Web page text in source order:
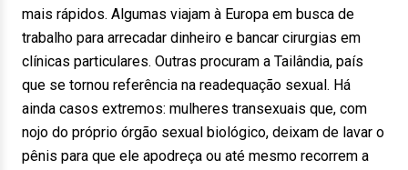
mais rápidos. Algumas viajam à Europa em busca de
trabalho para arrecadar dinheiro e bancar cirurgias em
clínicas particulares. Outras procuram a Tailândia, país
que se tornou referência na readequação sexual. Há
ainda casos extremos: mulheres transexuais que, com
nojo do próprio órgão sexual biológico, deixam de lavar o
pênis para que ele apodreça ou até mesmo recorrem a